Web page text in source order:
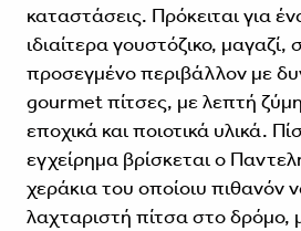
καταστάσεις. Πρόκειται για
ιδιαίτερα γουστόζικο, μαγαζί,
προσεγμένο περιβάλλον με
gourmet πίτσες, με λεπτή
εποχικά και ποιοτικά υλικά.
εγχείρημα βρίσκεται ο
χεράκια του οποίοιυ πιθανόν
λαχταριστή πίτσα στο δρόμο,